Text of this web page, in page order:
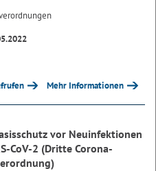
Mehr Informationen
vor Neuinfektionen
CoV-2 (Dritte Corona-